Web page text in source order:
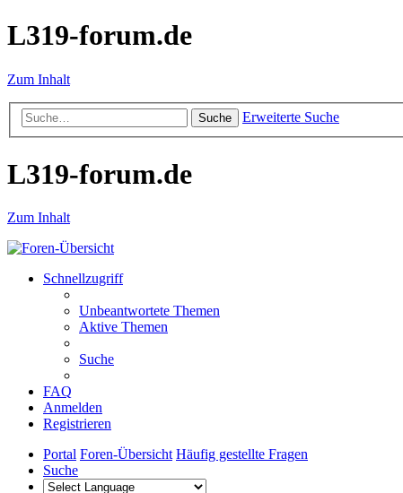
L319-forum.de
Zum Inhalt
Suche Erweiterte Suche
L319-forum.de
Zum Inhalt
Schnellzugriff
Unbeantwortete Themen
Aktive Themen
Suche
FAQ
Anmelden
Registrieren
Portal Foren-Übersicht Häufig gestellte Fragen
Suche